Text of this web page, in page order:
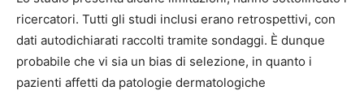
ricercatori. Tutti gli studi inclusi erano retrospettivi, con
dati autodichiarati raccolti tramite sondaggi. È dunque
probabile che vi sia un bias di selezione, in quanto i
pazienti affetti da patologie dermatologiche